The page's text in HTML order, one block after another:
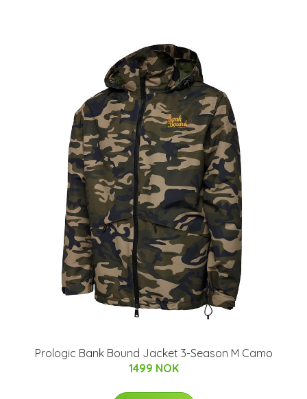
Prologic Bank Bound Jacket 3-Season M Camo
1499 NOK